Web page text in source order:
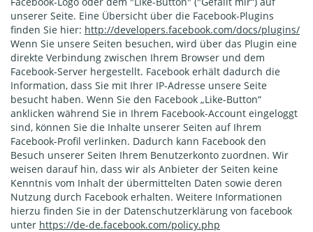
unserer Seite. Eine Übersicht über die Facebook-Plugins
finden Sie hier: http://developers.facebook.com/docs/plugins/
Wenn Sie unsere Seiten besuchen, wird über das Plugin eine
direkte Verbindung zwischen Ihrem Browser und dem
Facebook-Server hergestellt. Facebook erhält dadurch die
Information, dass Sie mit Ihrer IP-Adresse unsere Seite
besucht haben. Wenn Sie den Facebook „Like-Button“
anklicken während Sie in Ihrem Facebook-Account eingeloggt
sind, können Sie die Inhalte unserer Seiten auf Ihrem
Facebook-Profil verlinken. Dadurch kann Facebook den
Besuch unserer Seiten Ihrem Benutzerkonto zuordnen. Wir
weisen darauf hin, dass wir als Anbieter der Seiten keine
Kenntnis vom Inhalt der übermittelten Daten sowie deren
Nutzung durch Facebook erhalten. Weitere Informationen
hierzu finden Sie in der Datenschutzerklärung von facebook
unter https://de-de.facebook.com/policy.php